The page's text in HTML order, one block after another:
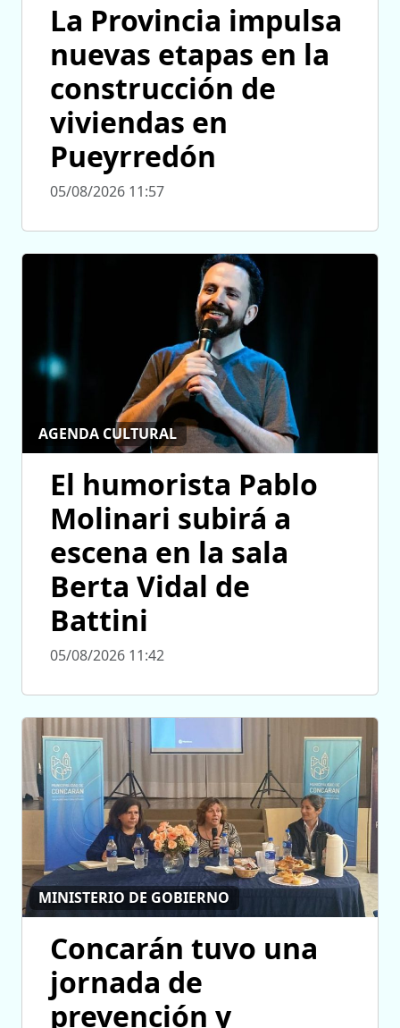
La Provincia impulsa
nuevas etapas en la
construcción de
viviendas en
Pueyrredón
05/08/2026 11:57
AGENDA CULTURAL
El humorista Pablo
Molinari subirá a
escena en la sala
Berta Vidal de
Battini
05/08/2026 11:42
MINISTERIO DE GOBIERNO
Concarán tuvo una
jornada de
prevención y